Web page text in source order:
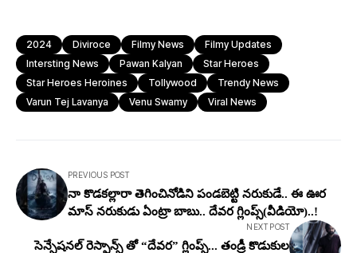
2024 Diviroce Filmy News
Filmy Updates
Intersting News
Pawan Kalyan
Star Heroes
Star Heroes Heroines
Tollywood
Trendy News
Varun Tej Lavanya
Venu Swamy Viral News
PREVIOUS POST
నా కొడకల్లారా తెగించినోడిని పండబెట్టి నరుకుడే.. ఈ ఊర
మాస్ నరుకుడు ఏంట్రా బాబు.. దేవర గ్లింప్స్(వీడియో)..!
NEXT POST
సెన్సేషనల్ రెస్పాన్స్ తో “దేవర” గ్లింప్స్... తండ్రీ కొడుకుల